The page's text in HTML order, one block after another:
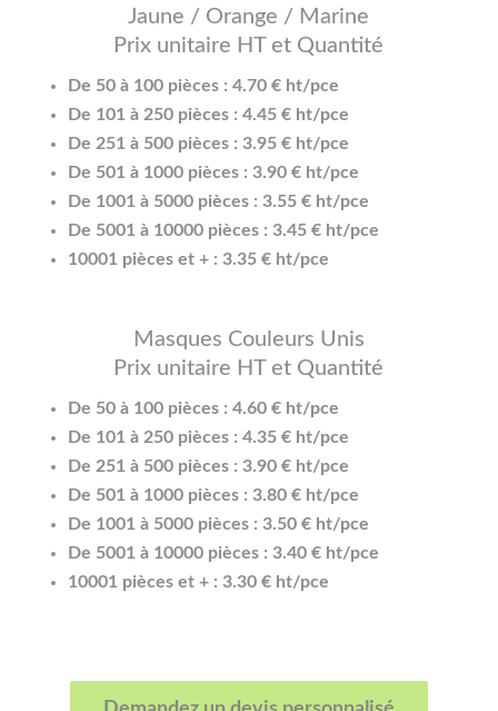
Jaune / Orange / Marine
Prix unitaire HT et Quantité
De 50 à 100 pièces : 4.70 € ht/pce
De 101 à 250 pièces : 4.45 € ht/pce
De 251 à 500 pièces : 3.95 € ht/pce
De 501 à 1000 pièces : 3.90 € ht/pce
De 1001 à 5000 pièces : 3.55 € ht/pce
De 5001 à 10000 pièces : 3.45 € ht/pce
10001 pièces et + : 3.35 € ht/pce
Masques Couleurs Unis
Prix unitaire HT et Quantité
De 50 à 100 pièces : 4.60 € ht/pce
De 101 à 250 pièces : 4.35 € ht/pce
De 251 à 500 pièces : 3.90 € ht/pce
De 501 à 1000 pièces : 3.80 € ht/pce
De 1001 à 5000 pièces : 3.50 € ht/pce
De 5001 à 10000 pièces : 3.40 € ht/pce
10001 pièces et + : 3.30 € ht/pce